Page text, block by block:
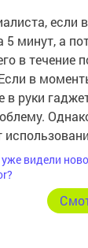
если
5 минут, а
в течение
в
в руки
видели